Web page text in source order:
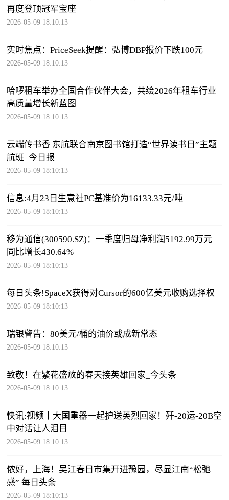
再度登顶冠军宝座
2026-05-09 18:10:13
实时焦点：PriceSeek提醒：弘博DBP报价下跌100元
2026-05-09 18:10:13
哈啰租车举办全国合作伙伴大会，共绘2026年租车行业
高质量增长新蓝图
2026-05-09 18:10:13
云端传书香 东航联合南京图书馆打造“世界读书日”主题
航班_今日报
2026-05-09 18:10:13
信息:4月23日生意社PC基准价为16133.33元/吨
2026-05-09 18:10:13
移为通信(300590.SZ)：一季度归母净利润5192.99万元
同比增长430.64%
2026-05-09 18:10:13
每日头条!SpaceX获得对Cursor的600亿美元收购选择权
2026-05-09 18:10:13
瑞银警告：80美元/桶的油价或成新常态
2026-05-09 18:10:13
致敬！在繁花盛放的春天接英雄回家_今头条
2026-05-09 18:10:13
快讯:视频丨大国重器一起护送英烈回家！歼-20运-20B空
中对话让人泪目
2026-05-09 18:10:13
侬好，上海！吴江春日市集开进豫园，尽显江南“松弛
感” 每日头条
2026-05-09 18:10:13